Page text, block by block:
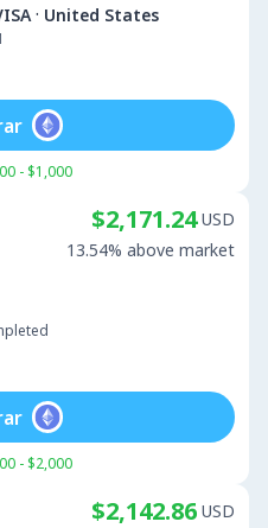
· United States
- $1,000
$2,171.24 USD
13.54% above market
- $2,000
$2,142.86 USD